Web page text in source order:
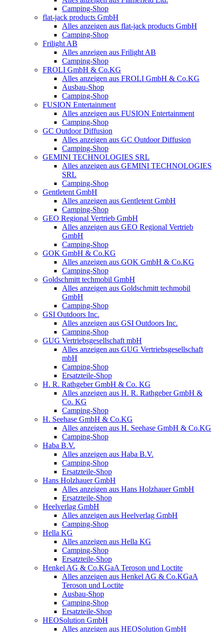
Camping-Shop
flat-jack products GmbH
Alles anzeigen aus flat-jack products GmbH
Camping-Shop
Frilight AB
Alles anzeigen aus Frilight AB
Camping-Shop
FROLI GmbH & Co.KG
Alles anzeigen aus FROLI GmbH & Co.KG
Ausbau-Shop
Camping-Shop
FUSION Entertainment
Alles anzeigen aus FUSION Entertainment
Camping-Shop
GC Outdoor Diffusion
Alles anzeigen aus GC Outdoor Diffusion
Camping-Shop
GEMINI TECHNOLOGIES SRL
Alles anzeigen aus GEMINI TECHNOLOGIES
SRL
Camping-Shop
Gentletent GmbH
Alles anzeigen aus Gentletent GmbH
Camping-Shop
GEO Regional Vertrieb GmbH
Alles anzeigen aus GEO Regional Vertrieb
GmbH
Camping-Shop
GOK GmbH & Co.KG
Alles anzeigen aus GOK GmbH & Co.KG
Camping-Shop
Goldschmitt techmobil GmbH
Alles anzeigen aus Goldschmitt techmobil
GmbH
Camping-Shop
GSI Outdoors Inc.
Alles anzeigen aus GSI Outdoors Inc.
Camping-Shop
GUG Vertriebsgesellschaft mbH
Alles anzeigen aus GUG Vertriebsgesellschaft
mbH
Camping-Shop
Ersatzteile-Shop
H. R. Rathgeber GmbH & Co. KG
Alles anzeigen aus H. R. Rathgeber GmbH &
Co. KG
Camping-Shop
H. Seehase GmbH & Co.KG
Alles anzeigen aus H. Seehase GmbH & Co.KG
Camping-Shop
Haba B.V.
Alles anzeigen aus Haba B.V.
Camping-Shop
Ersatzteile-Shop
Hans Holzhauer GmbH
Alles anzeigen aus Hans Holzhauer GmbH
Ersatzteile-Shop
Heelverlag GmbH
Alles anzeigen aus Heelverlag GmbH
Camping-Shop
Hella KG
Alles anzeigen aus Hella KG
Camping-Shop
Ersatzteile-Shop
Henkel AG & Co.KGaA Teroson und Loctite
Alles anzeigen aus Henkel AG & Co.KGaA
Teroson und Loctite
Ausbau-Shop
Camping-Shop
Ersatzteile-Shop
HEOSolution GmbH
Alles anzeigen aus HEOSolution GmbH